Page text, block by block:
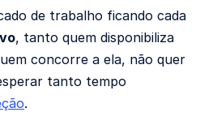
de trabalho ficando cada
, tanto quem disponibiliza
concorre a ela, não quer
tanto tempo
.